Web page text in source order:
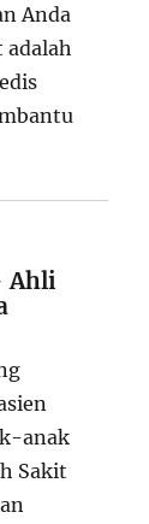
Anda
adalah
Ahli
anak
Sakit